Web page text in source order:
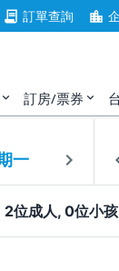
contract 訂單查詢 location_city
expand_more 訂房/票券 expand_more
2位成人, 0位小